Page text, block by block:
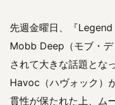
先週金曜日、『
Mobb Deep（モブ・
されて大きな話題とな
Havoc（ハヴォック）
貫性が保たれた上、ム